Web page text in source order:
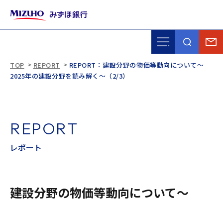
TOP REPORT
REPORT：建設分野の物価等動向について～
2025年の建設分野を読み解く～（2/3）
REPORT
レポー ト
建設分野の物価等動向について～